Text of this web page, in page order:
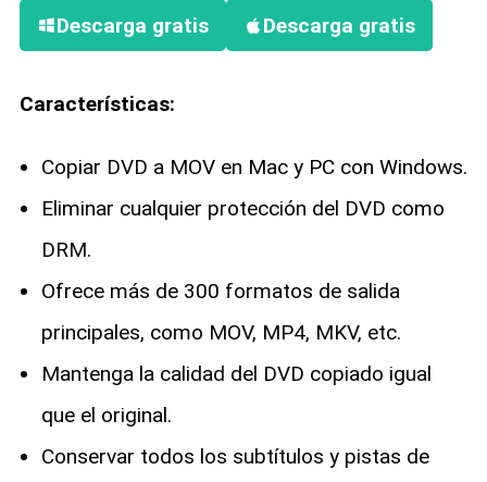
Descarga gratis Descarga gratis
Características:
Copiar DVD a MOV en Mac y PC con Windows.
Eliminar cualquier protección del DVD como
DRM.
Ofrece más de 300 formatos de salida
principales, como MOV, MP4, MKV, etc.
Mantenga la calidad del DVD copiado igual
que el original.
Conservar todos los subtítulos y pistas de